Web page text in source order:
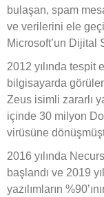
bulaşan, spam
ve verilerini ele
Microsoft’un Dijital
2012 yılında tespit
bilgisayarda
Zeus isimli zararlı
içinde 30 milyon
virüsüne
2016 yılında
başlandı ve 2019
yazılımların